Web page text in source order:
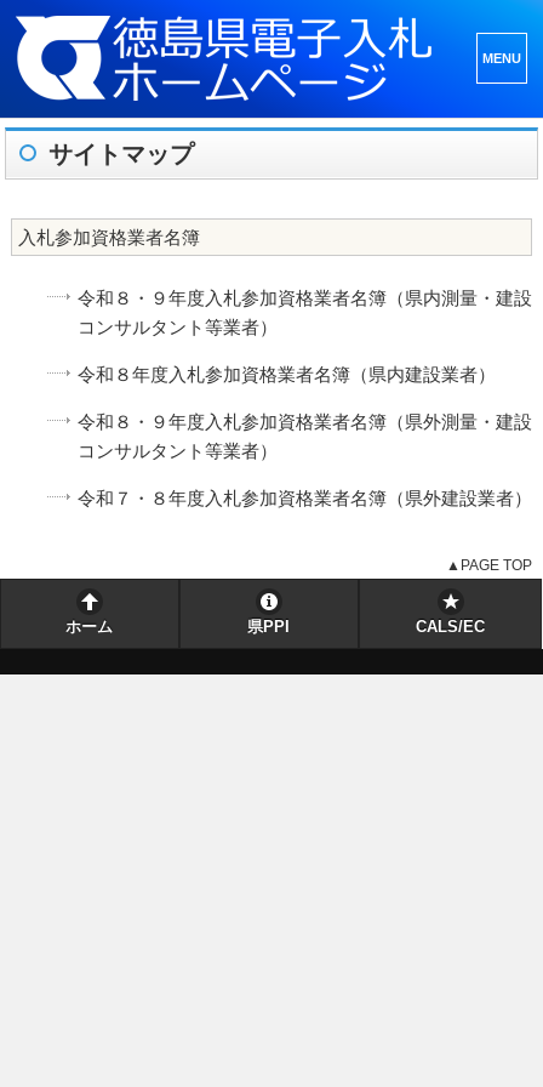
ーとウ
ィジェ
サイトマップ
入札参加資格業者名簿
令和８・９年度入札参加資格業者名簿（県内測量・建設
コンサルタント等業者）
令和８年度入札参加資格業者名簿（県内建設業者）
令和８・９年度入札参加資格業者名簿（県外測量・建設
コンサルタント等業者）
令和７・８年度入札参加資格業者名簿（県外建設業者）
▲PAGE TOP
ホーム 県PPI CALS/EC